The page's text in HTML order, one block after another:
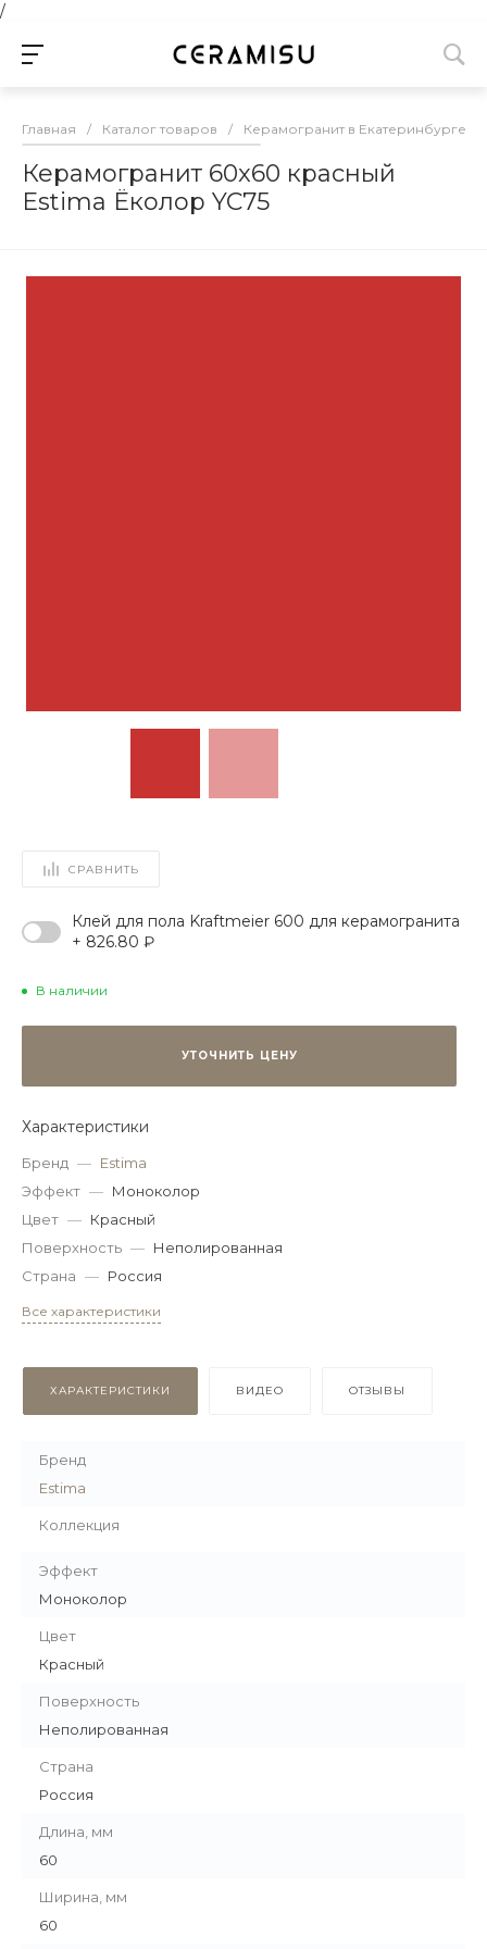
/
Главная / Каталог товаров / Керамогранит в Екатеринбурге
Керамогранит 60x60 красный
Estima Ёколор YC75
СРАВНИТЬ
Клей для пола Kraftmeier 600 для керамогранита
+ 826.80 ₽
В наличии
УТОЧНИТЬ ЦЕНУ
Характеристики
Бренд — Estima
Эффект — Моноколор
Цвет — Красный
Поверхность — Неполированная
Страна — Россия
Все характеристики
ХАРАКТЕРИСТИКИ ВИДЕО ОТЗЫВЫ
Бренд
Estima
Коллекция
Эффект
Моноколор
Цвет
Красный
Поверхность
Неполированная
Страна
Россия
Длина, мм
60
Ширина, мм
60